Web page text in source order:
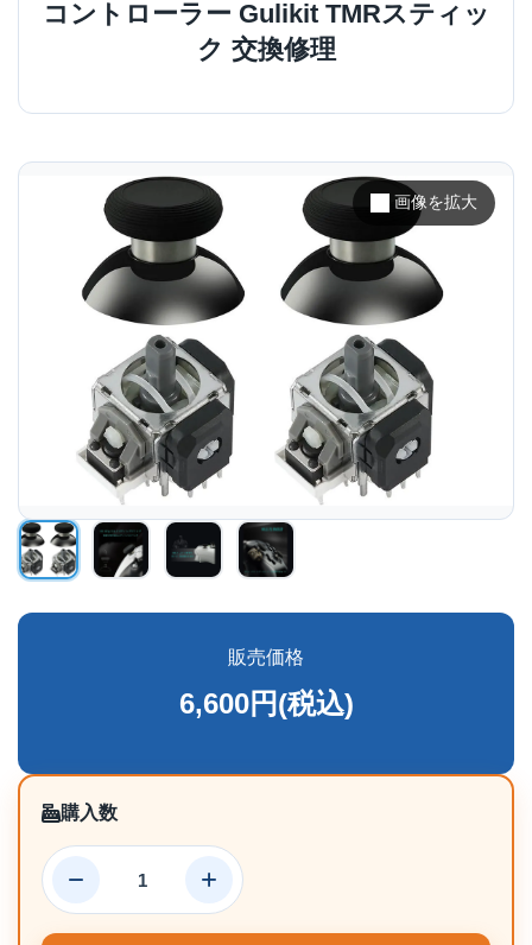
コントローラー Gulikit TMRスティッ
ク 交換修理
画像を拡大
販売価格
6,600円(税込)
購入数